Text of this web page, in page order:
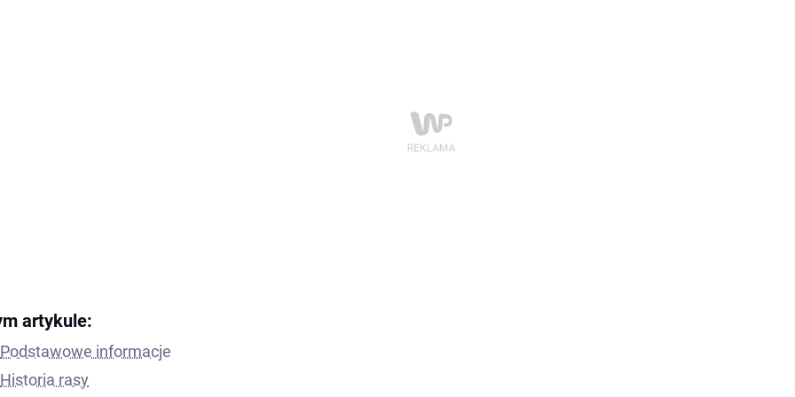
artykule:
Podstawowe informacje
Historia rasy